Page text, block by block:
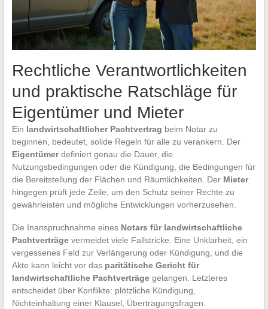
Rechtliche Verantwortlichkeiten
und praktische Ratschläge für
Eigentümer und Mieter
Ein landwirtschaftlicher Pachtvertrag beim Notar zu
beginnen, bedeutet, solide Regeln für alle zu verankern. Der
Eigentümerdefiniert genau die Dauer, die
Nutzungsbedingungen oder die Kündigung, die Bedingungen für
die Bereitstellung der Flächen und Räumlichkeiten. Der Mieter
hingegen prüft jede Zeile, um den Schutz seiner Rechte zu
gewährleisten und mögliche Entwicklungen vorherzusehen.
Die Inanspruchnahme eines Notars für landwirtschaftliche
Pachtverträgevermeidet viele Fallstricke. Eine Unklarheit, ein
vergessenes Feld zur Verlängerung oder Kündigung, und die
Akte kann leicht vor das paritätische Gericht für
landwirtschaftliche Pachtverträgegelangen. Letzteres
entscheidet über Konflikte: plötzliche Kündigung,
Nichteinhaltung einer Klausel, Übertragungsfragen.